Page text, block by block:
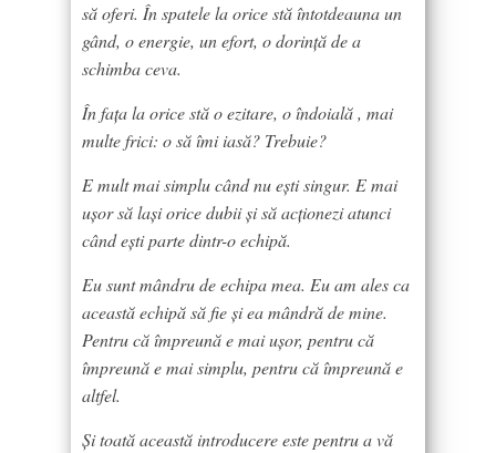
să oferi. În spatele la orice stă întotdeauna un
gând, o energie, un efort, o dorință de a
schimba ceva.
În fața la orice stă o ezitare, o îndoială , mai
multe frici: o să îmi iasă? Trebuie?
E mult mai simplu când nu ești singur. E mai
ușor să lași orice dubii și să acționezi atunci
când ești parte dintr-o echipă.
Eu sunt mândru de echipa mea. Eu am ales ca
această echipă să fie și ea mândră de mine.
Pentru că împreună e mai ușor, pentru că
împreună e mai simplu, pentru că împreună e
altfel.
Și toată această introducere este pentru a vă